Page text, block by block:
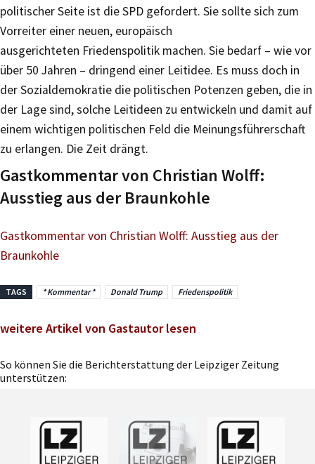
politischer Seite ist die SPD gefordert. Sie sollte sich zum
Vorreiter einer neuen, europäisch
ausgerichteten Friedenspolitik machen. Sie bedarf – wie vor
über 50 Jahren – dringend einer Leitidee. Es muss doch in
der Sozialdemokratie die politischen Potenzen geben, die in
der Lage sind, solche Leitideen zu entwickeln und damit auf
einem wichtigen politischen Feld die Meinungsführerschaft
zu erlangen. Die Zeit drängt.
Gastkommentar von Christian Wolff:
Ausstieg aus der Braunkohle
Gastkommentar von Christian Wolff: Ausstieg aus der
Braunkohle
TAGS * Kommentar * Donald Trump Friedenspolitik
weitere Artikel von Gastautor lesen
So können Sie die Berichterstattung der Leipziger Zeitung
unterstützen: